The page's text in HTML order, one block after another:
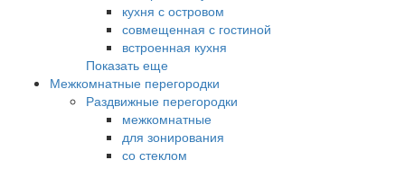
кухня с островом
совмещенная с гостиной
встроенная кухня
Показать еще
Межкомнатные перегородки
Раздвижные перегородки
межкомнатные
для зонирования
со стеклом